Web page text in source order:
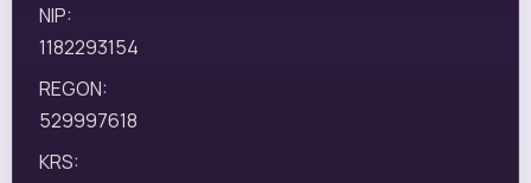
NIP:
1182293154
REGON:
529997618
KRS: